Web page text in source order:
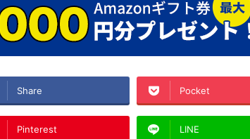
Share Pocket
Pinterest LINE